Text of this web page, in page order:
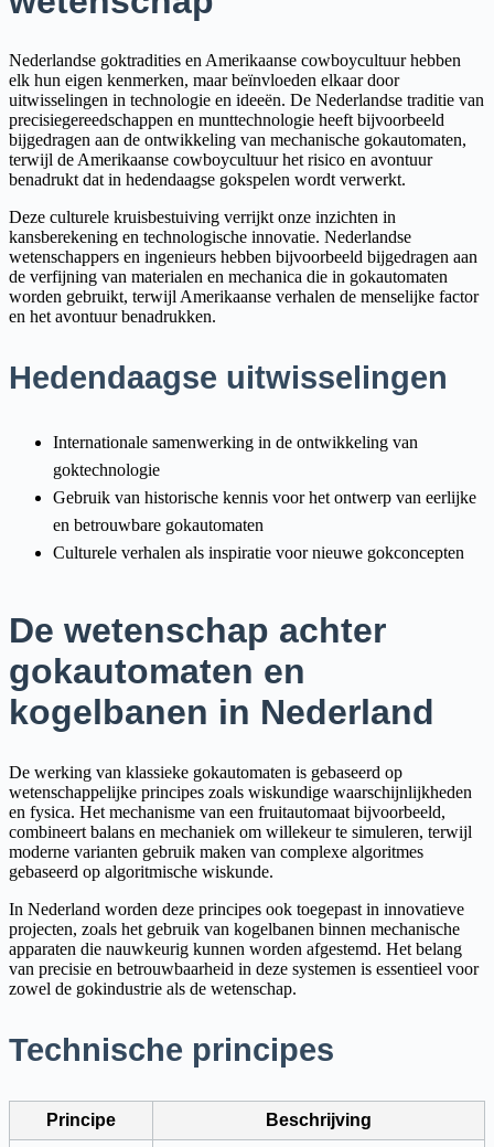
Nederlandse goktradities en Amerikaanse cowboycultuur hebben
elk hun eigen kenmerken, maar beïnvloeden elkaar door
uitwisselingen in technologie en ideeën. De Nederlandse traditie van
precisiegereedschappen en munttechnologie heeft bijvoorbeeld
bijgedragen aan de ontwikkeling van mechanische gokautomaten,
terwijl de Amerikaanse cowboycultuur het risico en avontuur
benadrukt dat in hedendaagse gokspelen wordt verwerkt.
Deze culturele kruisbestuiving verrijkt onze inzichten in
kansberekening en technologische innovatie. Nederlandse
wetenschappers en ingenieurs hebben bijvoorbeeld bijgedragen aan
de verfijning van materialen en mechanica die in gokautomaten
worden gebruikt, terwijl Amerikaanse verhalen de menselijke factor
en het avontuur benadrukken.
Hedendaagse uitwisselingen
Internationale samenwerking in de ontwikkeling van
goktechnologie
Gebruik van historische kennis voor het ontwerp van eerlijke
en betrouwbare gokautomaten
Culturele verhalen als inspiratie voor nieuwe gokconcepten
De wetenschap achter
gokautomaten en
kogelbanen in Nederland
De werking van klassieke gokautomaten is gebaseerd op
wetenschappelijke principes zoals wiskundige waarschijnlijkheden
en fysica. Het mechanisme van een fruitautomaat bijvoorbeeld,
combineert balans en mechaniek om willekeur te simuleren, terwijl
moderne varianten gebruik maken van complexe algoritmes
gebaseerd op algoritmische wiskunde.
In Nederland worden deze principes ook toegepast in innovatieve
projecten, zoals het gebruik van kogelbanen binnen mechanische
apparaten die nauwkeurig kunnen worden afgestemd. Het belang
van precisie en betrouwbaarheid in deze systemen is essentieel voor
zowel de gokindustrie als de wetenschap.
Technische principes
Principe Beschrijving